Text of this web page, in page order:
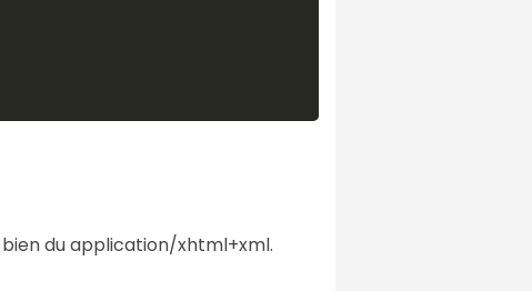
du application/xhtml+xml.